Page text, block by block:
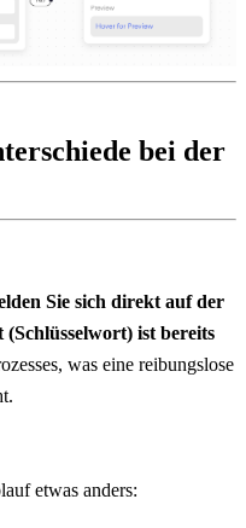
bei der
Sie sich direkt auf der
(Schlüsselwort) ist bereits
was eine reibungslose
etwas anders: